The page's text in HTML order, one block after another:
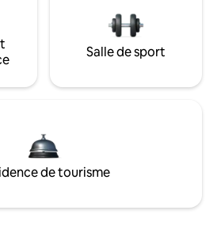
Salle de sport
de tourisme